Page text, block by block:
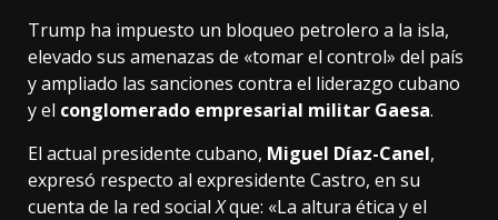
Trump ha impuesto un bloqueo petrolero a la isla,
elevado sus amenazas de «tomar el control» del país
y ampliado las sanciones contra el liderazgo cubano
y el conglomerado empresarial militar Gaesa.
El actual presidente cubano, Miguel Díaz-Canel,
expresó respecto al expresidente Castro, en su
cuenta de la red socialXque: «La altura ética y el